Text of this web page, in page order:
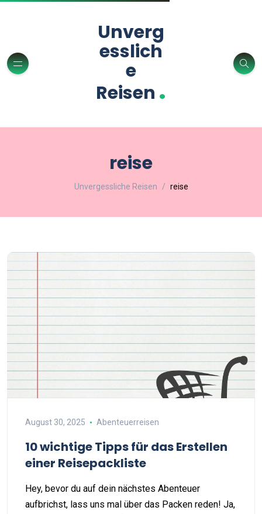
Unverg
esslich
e
Reisen .
reise
Unvergessliche Reisen reise
August 30, 2025 Abenteuerreisen
10 wichtige Tipps für das Erstellen
einer Reisepackliste
Hey, bevor du auf dein nächstes Abenteuer
aufbrichst, lass uns mal über das Packen reden! Ja,